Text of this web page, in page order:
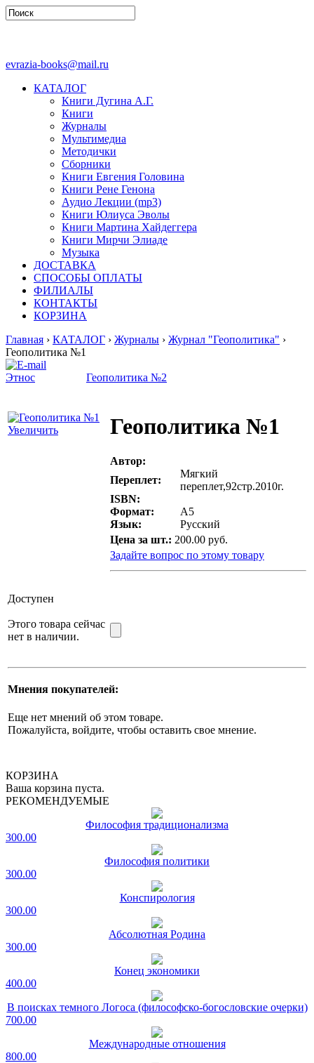
evrazia-books@mail.ru
КАТАЛОГ
Книги Дугина А.Г.
Книги
Журналы
Мультимедиа
Методички
Сборники
Книги Евгения Головина
Книги Рене Генона
Аудио Лекции (mp3)
Книги Юлиуса Эволы
Книги Мартина Хайдеггера
Книги Мирчи Элиаде
Музыка
ДОСТАВКА
СПОСОБЫ ОПЛАТЫ
ФИЛИАЛЫ
КОНТАКТЫ
КОРЗИНА
Главная › КАТАЛОГ › Журналы › Журнал "Геополитика" ›
Геополитика №1
Этнос Геополитика №2
Увеличить Геополитика №1
Автор:
Переплет:
Мягкий
переплет,92стр.2010г.
ISBN:
Формат:
A5
Язык:
Русский
Цена за шт.: 200.00 руб.
Задайте вопрос по этому товару
Доступен
Этого товара сейчас
нет в наличии.
Мнения покупателей:
Еще нет мнений об этом товаре.
Пожалуйста, войдите, чтобы оставить свое мнение.
КОРЗИНА
Ваша корзина пуста.
РЕКОМЕНДУЕМЫЕ
Философия традиционализма
300.00
Философия политики
300.00
Конспирология
300.00
Абсолютная Родина
300.00
Конец экономики
400.00
В поисках темного Логоса (философско-богословские очерки)
700.00
Международные отношения
800.00